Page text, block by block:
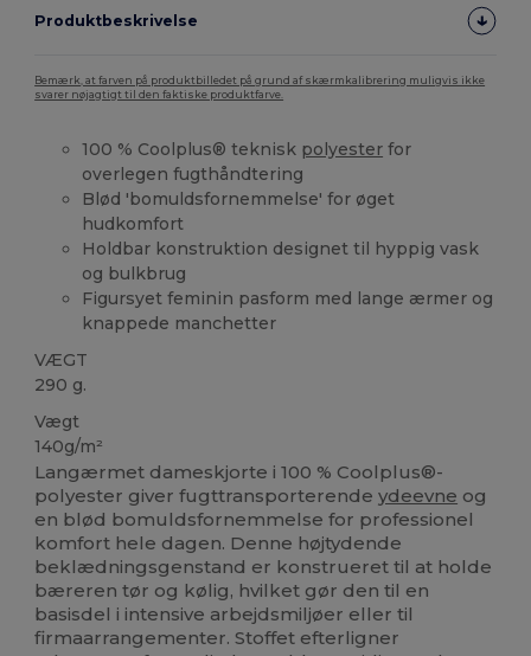
Produktbeskrivelse
Bemærk, at farven på produktbilledet på grund af skærmkalibrering muligvis ikke
svarer nøjagtigt til den faktiske produktfarve.
100 % Coolplus® teknisk polyester for
overlegen fugthåndtering
Blød 'bomuldsfornemmelse' for øget
hudkomfort
Holdbar konstruktion designet til hyppig vask
og bulkbrug
Figursyet feminin pasform med lange ærmer og
knappede manchetter
VÆGT
290 g.
Vægt
140g/m²
Langærmet dameskjorte i 100 % Coolplus®-
polyester giver fugttransporterendeydeevne og
en blød bomuldsfornemmelse for professionel
komfort hele dagen. Denne højtydende
beklædningsgenstand er konstrueret til at holde
bæreren tør og kølig, hvilket gør den til en
basisdel i intensive arbejdsmiljøer eller til
firmaarrangementer. Stoffet efterligner